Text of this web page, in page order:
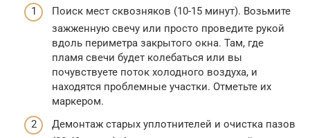
Поиск мест сквозняков (10-15 минут). Возьмите
зажженную свечу или просто проведите рукой
вдоль периметра закрытого окна. Там, где
пламя свечи будет колебаться или вы
почувствуете поток холодного воздуха, и
находятся проблемные участки. Отметьте их
маркером.
Демонтаж старых уплотнителей и очистка пазов